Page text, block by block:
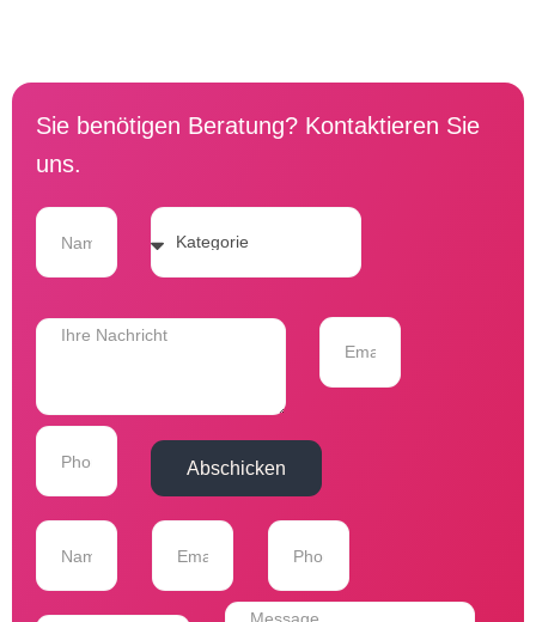
Sie benötigen Beratung? Kontaktieren Sie
uns.
Abschicken